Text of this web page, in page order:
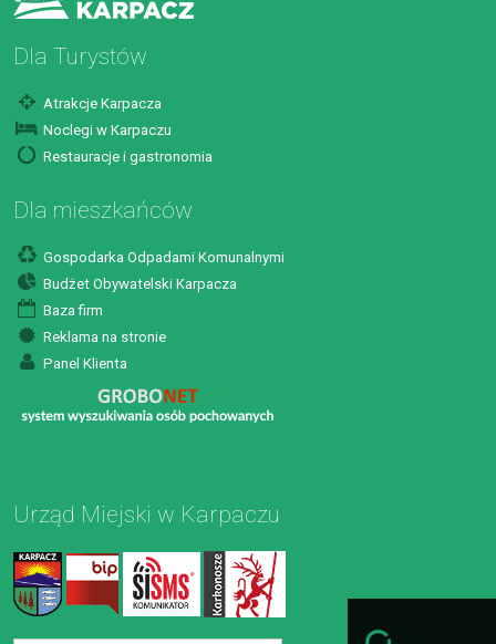
Dla Turystów
Atrakcje Karpacza
Noclegi w Karpaczu
Restauracje i gastronomia
Dla mieszkańców
Gospodarka Odpadami Komunalnymi
Budżet Obywatelski Karpacza
Baza firm
Reklama na stronie
Panel Klienta
Urząd Miejski w Karpaczu